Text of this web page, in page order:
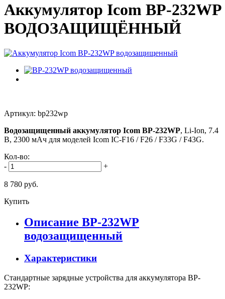
Аккумулятор Icom BP-232WP
ВОДОЗАЩИЩЁННЫЙ
Артикул: bp232wp
Водозащищенный аккумулятор Icom BP-232WP, Li-Ion, 7.4
В, 2300 мАч для моделей Icom IC-F16 / F26 / F33G / F43G.
Кол-во:
-
+
8 780 руб.
Купить
Описание BP-232WP
водозащищенный
Характеристики
Стандартные зарядные устройства для аккумулятора BP-
232WP: